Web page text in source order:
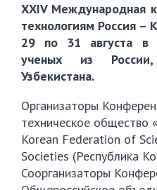
XХIV Международная
технологиям Россия –
29 по 31 августа в
ученых из России,
Узбекистана.
Организаторы
техническое
Korean Federation of
Societies (Республика
Соорганизаторы